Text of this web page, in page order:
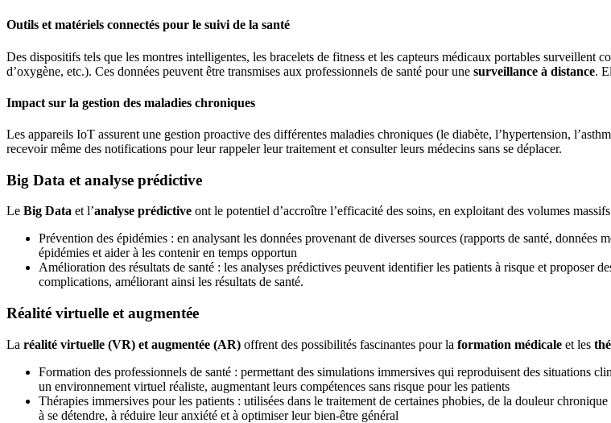
Outils et matériels connectés pour le suivi de la santé
Des dispositifs tels que les montres intelligentes, les bracelets de fitness et les capteurs médicaux portables surveillent
d’oxygène, etc.). Ces données peuvent être transmises aux professionnels de santé pour une surveillance à distance.
Impact sur la gestion des maladies chroniques
Les appareils IoT assurent une gestion proactive des différentes maladies chroniques (le diabète, l’hypertension,
recevoir même des notifications pour leur rappeler leur traitement et consulter leurs médecins sans se déplacer.
Big Data et analyse prédictive
Le Big Data et l’analyse prédictive ont le potentiel d’accroître l’efficacité des soins, en exploitant des volumes
Prévention des épidémies : en analysant les données provenant de diverses sources (rapports de santé,
épidémies et aider à les contenir en temps opportun
Amélioration des résultats de santé : les analyses prédictives peuvent identifier les patients à risque et proposer
complications, améliorant ainsi les résultats de santé.
Réalité virtuelle et augmentée
La réalité virtuelle (VR) et augmentée (AR) offrent des possibilités fascinantes pour la formation médicale et les
Formation des professionnels de santé : permettant des simulations immersives qui reproduisent des situations
un environnement virtuel réaliste, augmentant leurs compétences sans risque pour les patients
Thérapies immersives pour les patients : utilisées dans le traitement de certaines phobies, de la douleur
à se détendre, à réduire leur anxiété et à optimiser leur bien-être général